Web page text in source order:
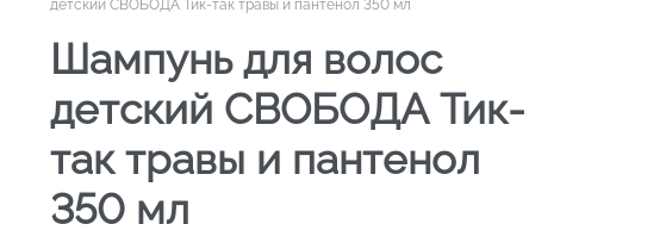
детский СВОБОДА Тик-так травы и пантенол 350 мл
Шампунь для волос
детский СВОБОДА Тик-
так травы и пантенол
350 мл